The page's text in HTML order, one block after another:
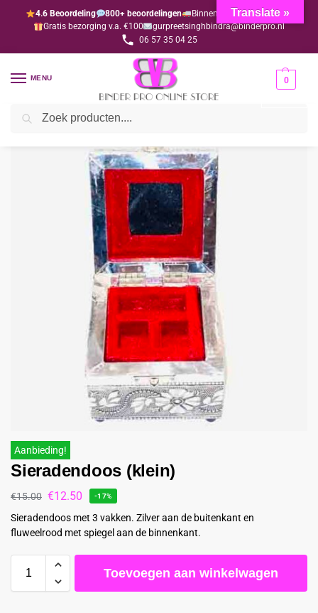
4.6 Beoordeling 800+ beoordelingen
Binnen 1-3 dagen geleverd
Gratis bezorging v.a. €100
gurpreetsinghbindra@binderpro.nl
06 57 35 04 25
MENU 0
Home Sieraden & Accessoires
Aanbieding!
Sieradendoos (klein)
€15.00 €12.50 -17%
Sieradendoos met 3 vakken. Zilver aan de buitenkant en
fluweelrood met spiegel aan de binnenkant.
Toevoegen aan winkelwagen
Translate »